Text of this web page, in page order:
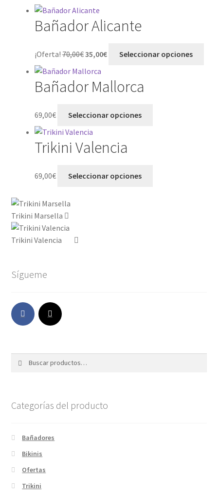
Bañador Alicante
¡Oferta!70,00€35,00€ Seleccionar opciones
Bañador Mallorca
69,00€ Seleccionar opciones
Trikini Valencia
69,00€ Seleccionar opciones
Trikini Marsella
Trikini Valencia
Sígueme
Categorías del producto
Bañadores
Bikinis
Ofertas
Trikini